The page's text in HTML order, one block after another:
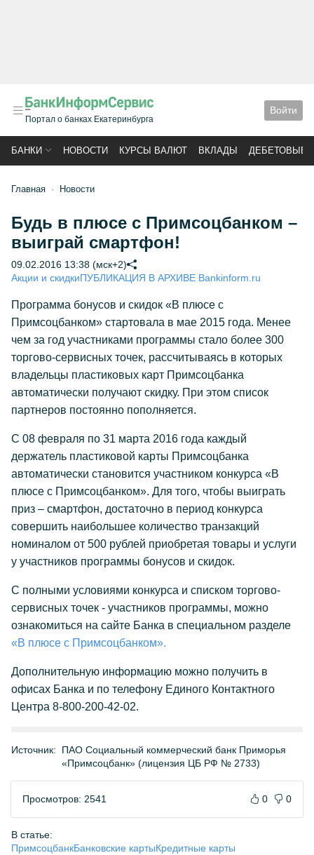
Портал о банках Екатеринбурга
Войти
БАНКИ НОВОСТИ КУРСЫ ВАЛЮТ ВКЛАДЫ ДЕБЕТОВЫЕ
Главная Новости
Будь в плюсе с Примсоцбанком –
выиграй смартфон!
09.02.2016 13:38 (мск+2)
Акции и скидкиПУБЛИКАЦИЯ В АРХИВЕ Bankinform.ru
Программа бонусов и скидок «В плюсе с
Примсоцбанком» стартовала в мае 2015 года. Менее
чем за год участниками программы стало более 300
торгово-сервисных точек, рассчитываясь в которых
владельцы пластиковых карт Примсоцбанка
автоматически получают скидку. При этом список
партнеров постоянно пополняется.
С 08 февраля по 31 марта 2016 года каждый
держатель пластиковой карты Примсоцбанка
автоматически становится участником конкурса «В
плюсе с Примсоцбанком». Для того, чтобы выиграть
приз – смартфон, достаточно в период конкурса
совершить наибольшее количество транзакций
номиналом от 500 рублей приобретая товары и услуги
у участников программы бонусов и скидок.
С полными условиями конкурса и списком торгово-
сервисных точек - участников программы, можно
ознакомиться на сайте Банка в специальном разделе
«В плюсе с Примсоцбанком».
Дополнительную информацию можно получить в
офисах Банка и по телефону Единого Контактного
Центра 8-800-200-42-02.
Источник:
ПАО Социальный коммерческий банк Приморья
«Примсоцбанк» (лицензия ЦБ РФ № 2733)
Просмотров: 2541 0 0
В статье:
ПримсоцбанкБанковские картыКредитные карты